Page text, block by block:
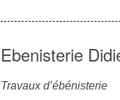
Ebenisterie
Travaux d’ébénisterie